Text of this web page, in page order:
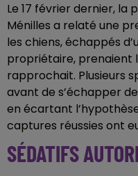
Le 17 février dernier, la
Ménilles a relaté une
les chiens, échappés
propriétaire, prenaient
rapprochait. Plusieurs
avant de s’échapper
en écartant
captures réussies ont
SÉDATIFS